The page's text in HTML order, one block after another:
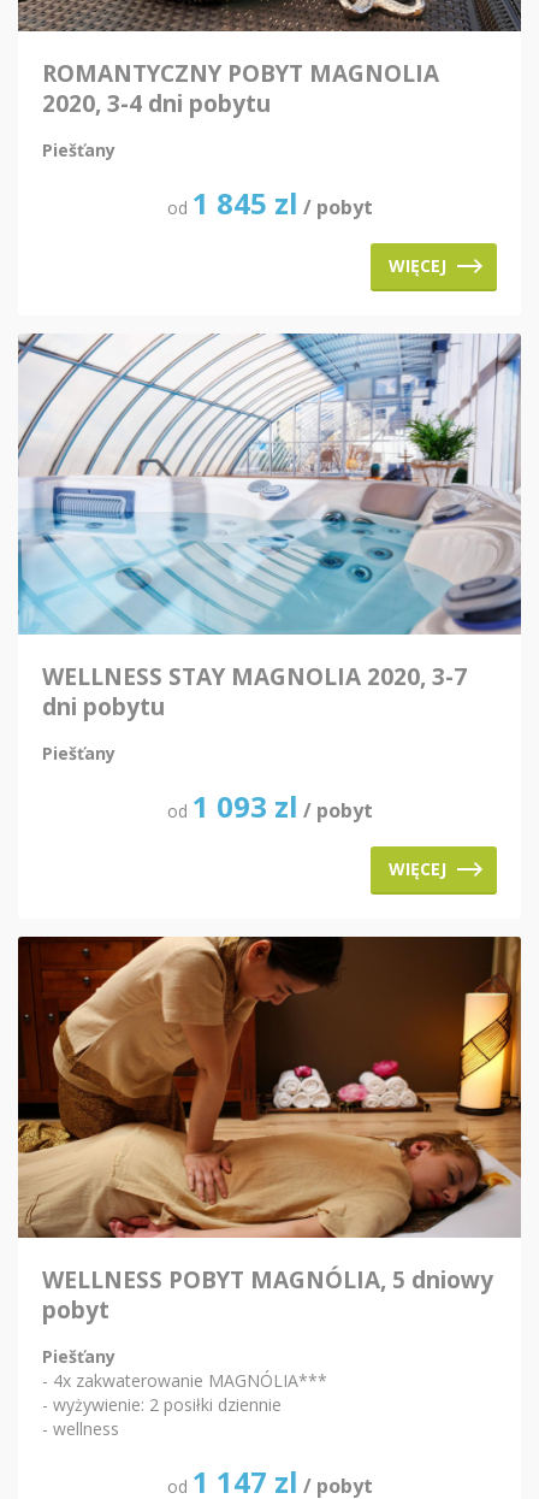
ROMANTYCZNY POBYT MAGNOLIA
2020, 3-4 dni pobytu
Piešťany
od 1 845 zl / pobyt
WIĘCEJ
WELLNESS STAY MAGNOLIA 2020, 3-7
dni pobytu
Piešťany
od 1 093 zl / pobyt
WIĘCEJ
WELLNESS POBYT MAGNÓLIA, 5 dniowy
pobyt
Piešťany
- 4x zakwaterowanie MAGNÓLIA***
- wyżywienie: 2 posiłki dziennie
- wellness
od 1 147 zl / pobyt